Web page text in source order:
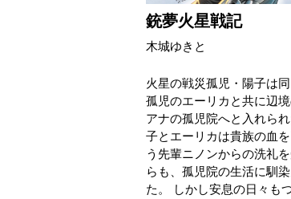
銃夢火星戦記
木城ゆきと
火星の戦災孤児・陽子は
孤児のエーリカと共に辺境
アナの孤児院へと入れら
子とエーリカは貴族の血
う先輩ニノンからの洗礼
らも、孤児院の生活に馴
た。 しかし安息の日々も